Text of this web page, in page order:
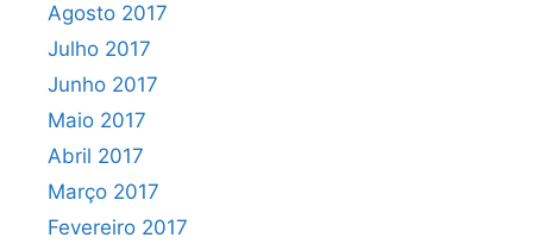
Agosto 2017
Julho 2017
Junho 2017
Maio 2017
Abril 2017
Março 2017
Fevereiro 2017